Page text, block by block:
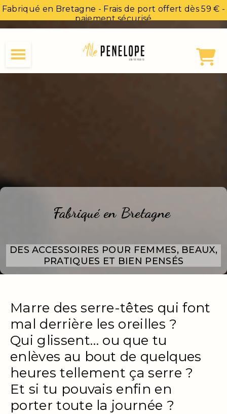
Fabriqué en Bretagne - Frais de port offert dès 59 € -
paiement sécurisé
Fabriqué en Bretagne
DES ACCESSOIRES POUR FEMMES, BEAUX,
PRATIQUES ET BIEN PENSÉS
Marre des serre-têtes qui font
mal derrière les oreilles ?
Qui glissent… ou que tu
enlèves au bout de quelques
heures tellement ça serre ?
Et si tu pouvais enfin en
porter toute la journée ?
Panneau de gestion des cookies